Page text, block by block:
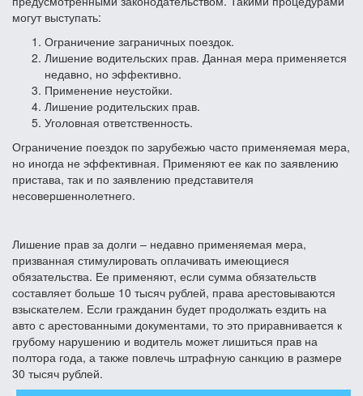
могут выступать:
Ограничение заграничных поездок.
Лишение водительских прав. Данная мера применяется
недавно, но эффективно.
Применение неустойки.
Лишение родительских прав.
Уголовная ответственность.
Ограничение поездок по зарубежью часто применяемая мера,
но иногда не эффективная. Применяют ее как по заявлению
пристава, так и по заявлению представителя
несовершеннолетнего.
Лишение прав за долги – недавно применяемая мера,
призванная стимулировать оплачивать имеющиеся
обязательства. Ее применяют, если сумма обязательств
составляет больше 10 тысяч рублей, права арестовываются
взыскателем. Если гражданин будет продолжать ездить на
авто с арестованными документами, то это приравнивается к
грубому нарушению и водитель может лишиться прав на
полтора года, а также повлечь штрафную санкцию в размере
30 тысяч рублей.